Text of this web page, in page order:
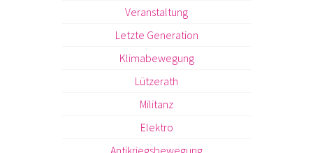
Veranstaltung
Letzte Generation
Klimabewegung
Lützerath
Militanz
Elektro